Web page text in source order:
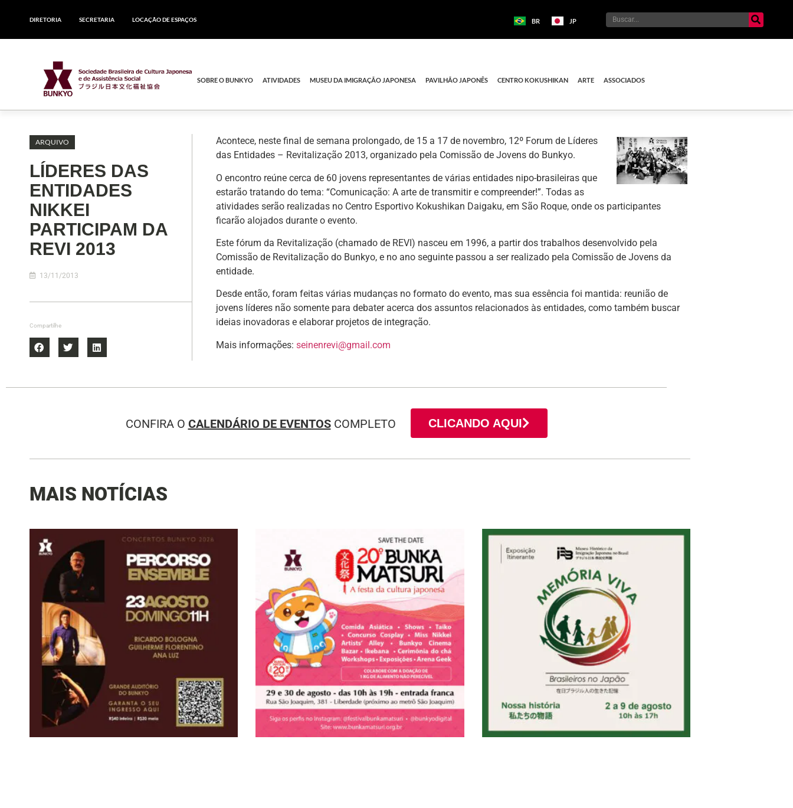
DIRETORIA SECRETARIA LOCAÇÃO DE ESPAÇOS BR JP
SOBRE O BUNKYO ATIVIDADES MUSEU DA IMIGRAÇÃO JAPONESA PAVILHÃO JAPONÊS CENTRO KOKUSHIKAN ARTE ASSOCIADOS
ARQUIVO
LÍDERES DAS
ENTIDADES
NIKKEI
PARTICIPAM DA
REVI 2013
13/11/2013
Compartilhe
Acontece, neste final de semana prolongado, de 15 a 17 de novembro, 12º Forum de Líderes
das Entidades – Revitalização 2013, organizado pela Comissão de Jovens do Bunkyo.
O encontro reúne cerca de 60 jovens representantes de várias entidades nipo-brasileiras que
estarão tratando do tema: “Comunicação: A arte de transmitir e compreender!”. Todas as
atividades serão realizadas no Centro Esportivo Kokushikan Daigaku, em São Roque, onde os participantes
ficarão alojados durante o evento.
Este fórum da Revitalização (chamado de REVI) nasceu em 1996, a partir dos trabalhos desenvolvido pela
Comissão de Revitalização do Bunkyo, e no ano seguinte passou a ser realizado pela Comissão de Jovens da
entidade.
Desde então, foram feitas várias mudanças no formato do evento, mas sua essência foi mantida: reunião de
jovens líderes não somente para debater acerca dos assuntos relacionados às entidades, como também buscar
ideias inovadoras e elaborar projetos de integração.
Mais informações:seinenrevi@gmail.com
CONFIRA O CALENDÁRIO DE EVENTOSCOMPLETO CLICANDO AQUI
MAIS NOTÍCIAS